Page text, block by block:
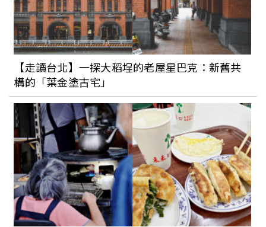
【走讀台北】一探大稻埕的老屋星巴克：新舊共
構的「葉金塗古宅」